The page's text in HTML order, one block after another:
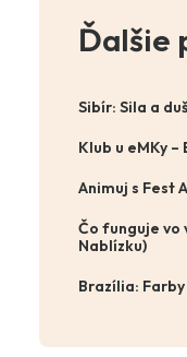
Ďalšie
Sibír: Sila a
Klub u eMKy –
Animuj s Fest
Čo funguje vo
Nablízku)
Brazília: